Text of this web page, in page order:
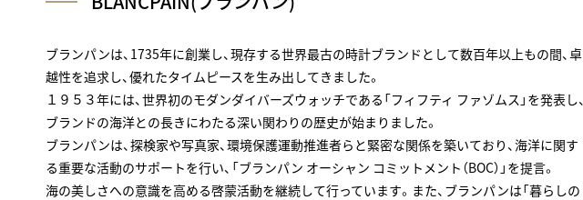
ブランパンは、1735年に創業し、現存する世界最古の時計ブランドとして数百年以上もの間、卓
越性を追求し、優れたタイムピースを生み出してきました。
１９５３年には、世界初のモダンダイバーズウォッチである「フィフティ ファゾムス」を発表し、
ブランドの海洋との長きにわたる深い関わりの歴史が始まりました。
ブランパンは、探検家や写真家、環境保護運動推進者らと緊密な関係を築いており、海洋に関す
る重要な活動のサポートを行い、「ブランパン オーシャン コミットメント（BOC）」を提言。
海の美しさへの意識を高める啓蒙活動を継続して行っています。また、ブランパンは「暮らしの